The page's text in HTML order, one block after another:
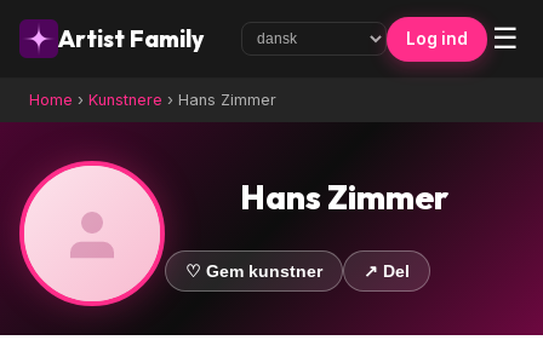
Artist Family Log ind ☰
Home › Kunstnere › Hans Zimmer
Hans Zimmer
♡ Gem kunstner ↗ Del